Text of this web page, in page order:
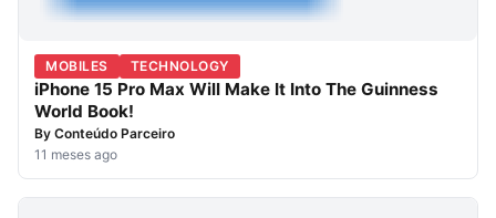
MOBILES TECHNOLOGY
iPhone 15 Pro Max Will Make It Into The Guinness
World Book!
By Conteúdo Parceiro
11 meses ago